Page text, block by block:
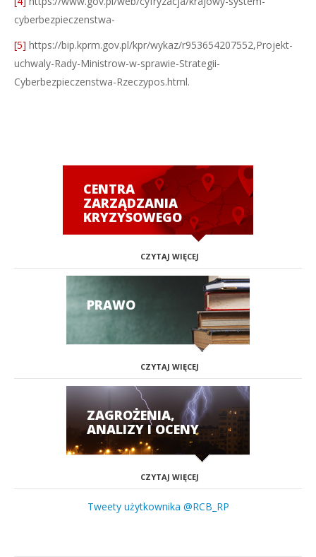
cyberbezpieczenstwa-
[5] https://bip.kprm.gov.pl/kpr/wykaz/r953654207552,Projekt-
uchwaly-Rady-Ministrow-w-sprawie-Strategii-
Cyberbezpieczenstwa-Rzeczypos.html.
CENTRA
ZARZĄDZANIA
KRYZYSOWEGO
CZYTAJ WIĘCEJ
PRAWO
CZYTAJ WIĘCEJ
ZAGROŻENIA,
ANALIZY I OCENY
CZYTAJ WIĘCEJ
Tweety użytkownika @RCB_RP